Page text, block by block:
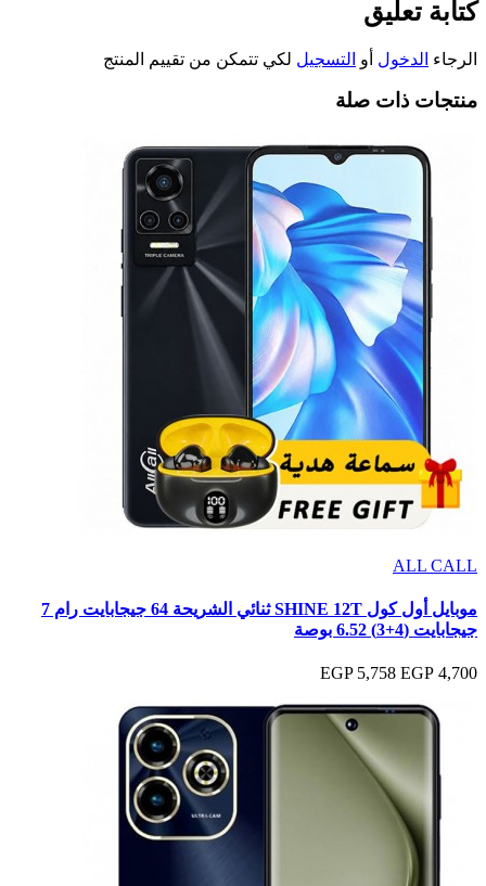
كتابة تعليق
الرجاء الدخول أو التسجيل لكي تتمكن من تقييم المنتج
منتجات ذات صلة
ALL CALL
موبايل أول كول SHINE 12T ثنائي الشريحة 64 جيجابايت رام 7
جيجابايت (4+3) 6.52 بوصة
4,700 EGP
5,758 EGP